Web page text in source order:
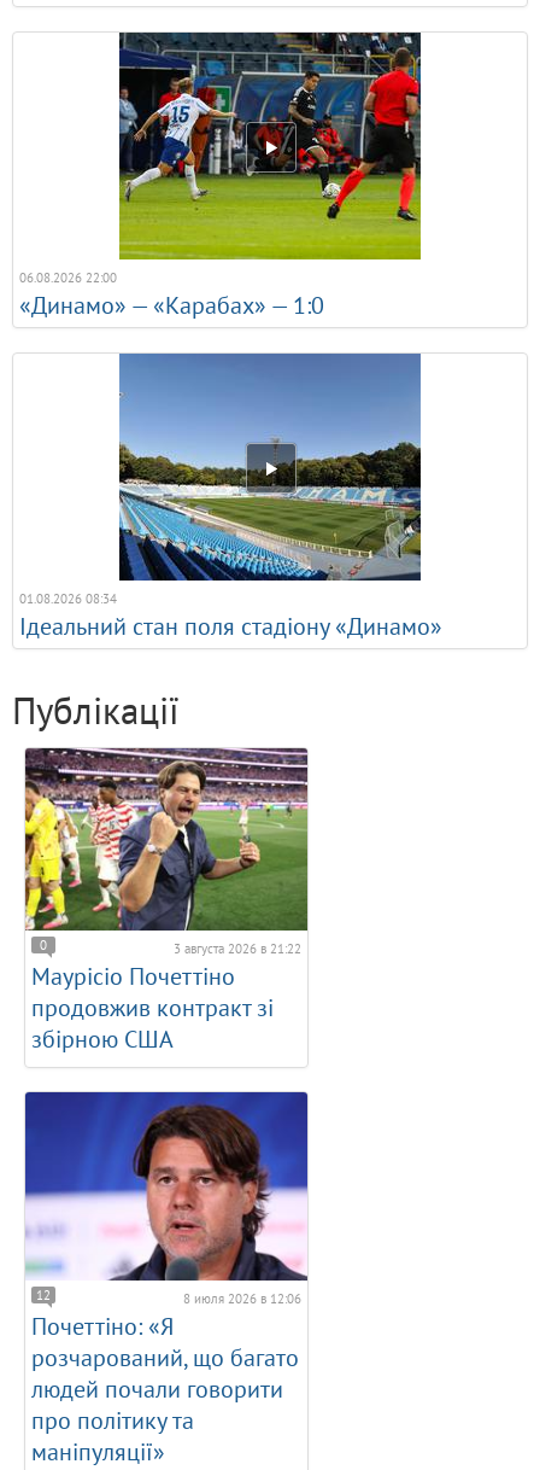
06.08.2026 22:00
«Динамо» — «Карабах» — 1:0
01.08.2026 08:34
Ідеальний стан поля стадіону «Динамо»
Публікації
0 3 августа 2026 в 21:22
Маурісіо Почеттіно
продовжив контракт зі
збірною США
12 8 июля 2026 в 12:06
Почеттіно: «Я
розчарований, що багато
людей почали говорити
про політику та
маніпуляції»